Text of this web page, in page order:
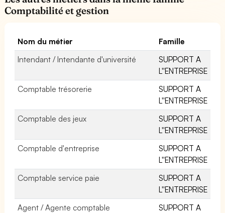
Comptabilité et gestion
Nom du métier
Famille
Intendant / Intendante d'université
SUPPORT A
L''ENTREPRISE
Comptable trésorerie
SUPPORT A
L''ENTREPRISE
Comptable des jeux
SUPPORT A
L''ENTREPRISE
Comptable d'entreprise
SUPPORT A
L''ENTREPRISE
Comptable service paie
SUPPORT A
L''ENTREPRISE
Agent / Agente comptable
SUPPORT A